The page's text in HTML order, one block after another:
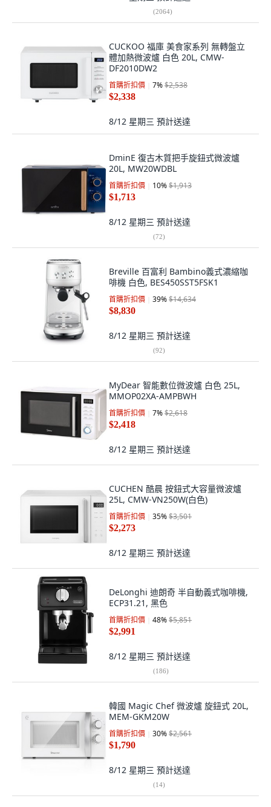
(2064)
CUCKOO 福庫 美食家系列 無轉盤立
體加熱微波爐 白色 20L, CMW-
DF2010DW2
首購折扣價 7%$2,538
$2,338
8/12 星期三 預計送達
DminE 復古木質把手旋鈕式微波爐
20L, MW20WDBL
首購折扣價 10%$1,913
$1,713
8/12 星期三 預計送達
(72)
Breville 百富利 Bambino義式濃縮咖
啡機 白色, BES450SST5FSK1
首購折扣價 39%$14,634
$8,830
8/12 星期三 預計送達
(92)
MyDear 智能數位微波爐 白色 25L,
MMOP02XA-AMPBWH
首購折扣價 7%$2,618
$2,418
8/12 星期三 預計送達
CUCHEN 酷晨 按鈕式大容量微波爐
25L, CMW-VN250W(白色)
首購折扣價 35%$3,501
$2,273
8/12 星期三 預計送達
DeLonghi 迪朗奇 半自動義式咖啡機,
ECP31.21, 黑色
首購折扣價 48%$5,851
$2,991
8/12 星期三 預計送達
(186)
韓國 Magic Chef 微波爐 旋鈕式 20L,
MEM-GKM20W
首購折扣價 30%$2,561
$1,790
8/12 星期三 預計送達
(14)